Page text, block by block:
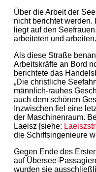
Über die Arbeit der
nicht berichtet
liegt auf den
arbeiteten und arbeiten.
Als diese Straße
Arbeitskräfte an Bord
berichtete das
„Die christliche
männlich-rauhes
auch dem schönen
Inzwischen fiel eine
der Maschinenraum.
Laeisz [siehe:
die Schiffsingenieure
Gegen Ende des
auf Übersee-
wurden sie